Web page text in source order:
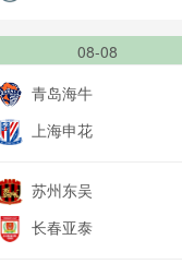
08-08
青岛海牛
上海申花
苏州东吴
长春亚泰